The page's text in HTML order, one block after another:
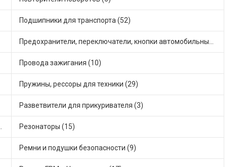
Подшипники для транспорта (52)
Провода зажигания (10)
Пружины, рессоры для техники (29)
Разветвители для прикуривателя (3)
Резонаторы (15)
Ремни и подушки безопасности (9)